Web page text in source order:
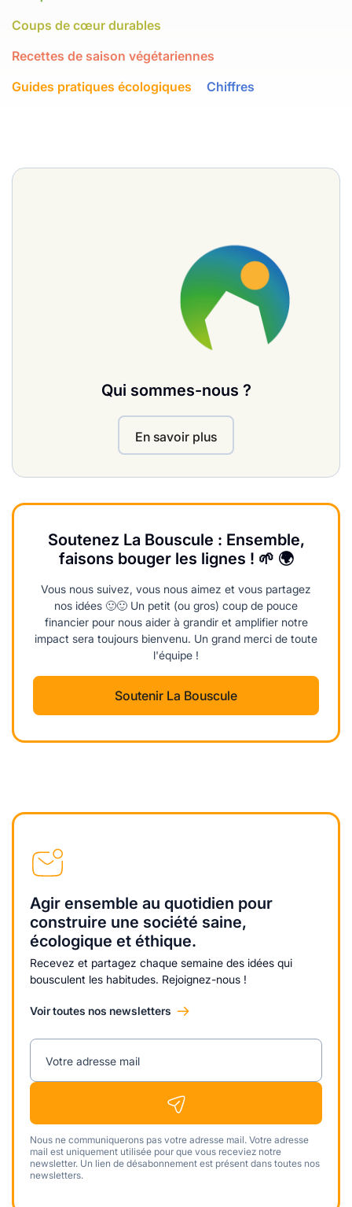
Coups de cœur durables
Recettes de saison végétariennes
Guides pratiques écologiques
Chiffres
Qui sommes-nous ?
En savoir plus
Soutenez La Bouscule : Ensemble,
faisons bouger les lignes ! 🌱 🌍
Vous nous suivez, vous nous aimez et vous partagez
nos idées 🙂🙂 Un petit (ou gros) coup de pouce
financier pour nous aider à grandir et amplifier notre
impact sera toujours bienvenu. Un grand merci de toute
l'équipe !
Soutenir La Bouscule
Agir ensemble au quotidien pour
construire une société saine,
écologique et éthique.
Recevez et partagez chaque semaine des idées qui
bousculent les habitudes. Rejoignez-nous !
Voir toutes nos newsletters
Votre adresse mail
Nous ne communiquerons pas votre adresse mail. Votre adresse
mail est uniquement utilisée pour que vous receviez notre
newsletter. Un lien de désabonnement est présent dans toutes nos
newsletters.